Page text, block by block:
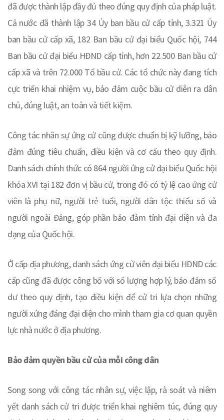
đã được thành lập đầy đủ theo đúng quy định của pháp luật.
Cả nước đã thành lập 34 Ủy ban bầu cử cấp tỉnh, 3.321 Ủy
ban bầu cử cấp xã, 182 Ban bầu cử đại biểu Quốc hội, 744
Ban bầu cử đại biểu HĐND cấp tỉnh, hơn 22.500 Ban bầu cử
cấp xã và trên 72.000 Tổ bầu cử. Các tổ chức này đang tích
cực triển khai nhiệm vụ, bảo đảm cuộc bầu cử diễn ra dân
chủ, đúng luật, an toàn và tiết kiệm.
Công tác nhân sự ứng cử cũng được chuẩn bị kỹ lưỡng, bảo
đảm đúng tiêu chuẩn, điều kiện và cơ cấu theo quy định.
Danh sách chính thức có 864 người ứng cử đại biểu Quốc hội
khóa XVI tại 182 đơn vị bầu cử, trong đó có tỷ lệ cao ứng cử
viên là phụ nữ, người trẻ tuổi, người dân tộc thiểu số và
người ngoài Đảng, góp phần bảo đảm tính đại diện và đa
dạng của Quốc hội.
Ở cấp địa phương, danh sách ứng cử viên đại biểu HĐND các
cấp cũng đã được công bố với số lượng hợp lý, bảo đảm số
dư theo quy định, tạo điều kiện để cử tri lựa chọn những
người xứng đáng đại diện cho mình tham gia cơ quan quyền
lực nhà nước ở địa phương.
Bảo đảm quyền bầu cử của mỗi công dân
Song song với công tác nhân sự, việc lập, rà soát và niêm
yết danh sách cử tri được triển khai nghiêm túc, đúng quy